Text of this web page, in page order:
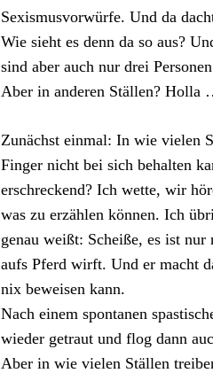
Sexismusvorwürfe. Und da
Wie sieht es denn da so aus?
sind aber auch nur drei
Aber in anderen Ställen? Holla
Zunächst einmal: In wie vielen
Finger nicht bei sich behalten
erschreckend? Ich wette, wir
was zu erzählen können. Ich
genau weißt: Scheiße, es ist
aufs Pferd wirft. Und er macht
nix beweisen kann.
Nach einem spontanen
wieder getraut und flog dann
Aber in wie vielen Ställen